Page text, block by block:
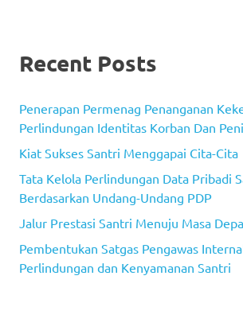
Recent Posts
Penerapan Permenag Penanganan
Perlindungan Identitas Korban Dan
Kiat Sukses Santri Menggapai Cita-Cita
Tata Kelola Perlindungan Data Pribadi
Berdasarkan Undang-Undang PDP
Jalur Prestasi Santri Menuju Masa
Pembentukan Satgas Pengawas
Perlindungan dan Kenyamanan Santri